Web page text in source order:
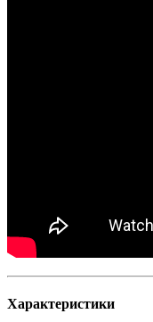
Характеристики